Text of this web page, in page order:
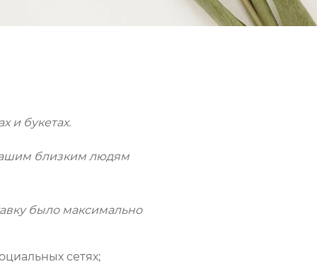
и букетах.
близким людям
было максимально
сетях;